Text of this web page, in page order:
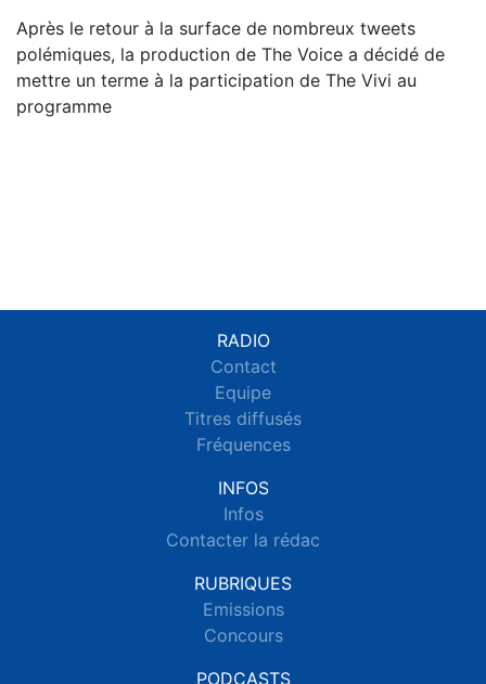
Après le retour à la surface de nombreux tweets
polémiques, la production de The Voice a décidé de
mettre un terme à la participation de The Vivi au
programme
RADIO
Contact
Equipe
Titres diffusés
Fréquences
INFOS
Infos
Contacter la rédac
RUBRIQUES
Emissions
Concours
PODCASTS